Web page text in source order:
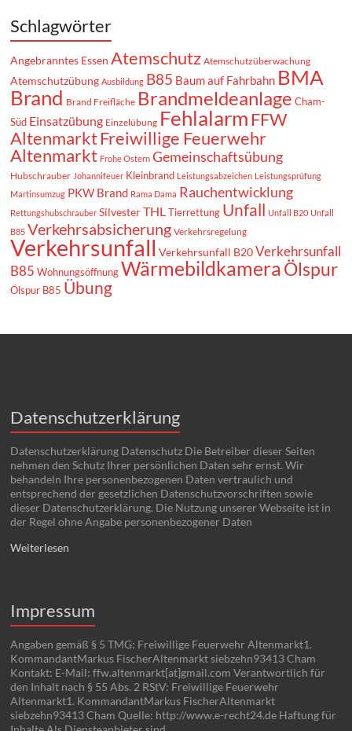
Schlagwörter
Angebranntes Essen Atemschutz Atemschutzüberwachung
Atemschutzübung Ausbildung B85 Baum auf Fahrbahn BMA
Brand Brand Freifläche Brandmeldeanlage Cham-
Süd Einsatzübung Einzelübung Fehlalarm FFW
AltenmarktFreiwillige Feuerwehr
Altenmarkt Frohe Ostern Gemeinschaftsübung
Hubschrauber Johannifeuer Kleinbrand Leistungsabzeichen Leistungsprüfung
Martinsumzug PKW Brand Rama Dama Rauchentwicklung
Rettungshubschrauber Silvester THL Tierrettung Unfall Unfall B20 Unfall
B85 Verkehrsabsicherung Verkehrsregelung
Verkehrsunfall Verkehrsunfall B20 Verkehrsunfall
B85 Wohnungsöffnung WärmebildkameraÖlspur
Ölspur B85 Übung
Datenschutzerklärung
Datenschutzerklärung Datenschutz Die Betreiber dieser Seiten
nehmen den Schutz Ihrer persönlichen Daten sehr ernst. Wir
behandeln Ihre personenbezogenen Daten vertraulich und
entsprechend der gesetzlichen Datenschutzvorschriften sowie
dieser Datenschutzerklärung. Die Nutzung unserer Webseite ist in
der Regel ohne Angabe personenbezogener Daten
Weiterlesen
Impressum
Angaben gemäß § 5 TMG: Freiwillige Feuerwehr Altenmarkt1.
KommandantMarkus FischerAltenmarkt siebzehn93413 Cham
Kontakt: E-Mail: ffw.altenmarkt[at]gmail.com Verantwortlich für
den Inhalt nach § 55 Abs. 2 RStV: Freiwillige Feuerwehr
Altenmarkt1. KommandantMarkus FischerAltenmarkt
siebzehn93413 Cham Quelle: http://www.e-recht24.de Haftung für